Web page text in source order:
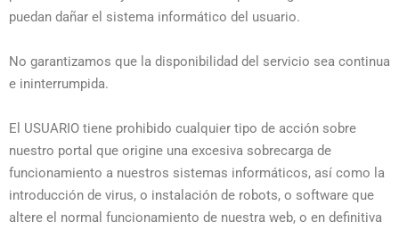
puedan dañar el sistema informático del usuario.
No garantizamos que la disponibilidad del servicio sea continua
e ininterrumpida.
El USUARIO tiene prohibido cualquier tipo de acción sobre
nuestro portal que origine una excesiva sobrecarga de
funcionamiento a nuestros sistemas informáticos, así como la
introducción de virus, o instalación de robots, o software que
altere el normal funcionamiento de nuestra web, o en definitiva